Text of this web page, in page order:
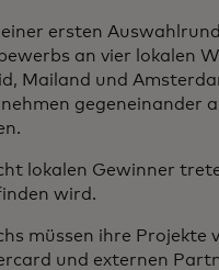
einer ersten
an vier lokalen
Mailand und
gegeneinander
lokalen Gewinner
wird.
müssen ihre Projekte
und externen